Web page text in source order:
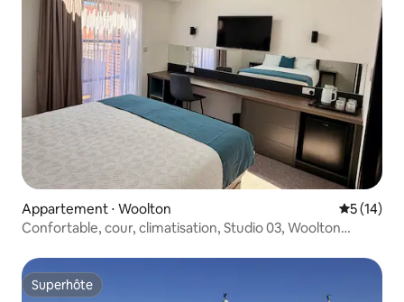
Appartement ⋅ Woolton
5 (14)
Confortable, cour, climatisation, Studio 03, Woolton
Superhôte
Superhôte